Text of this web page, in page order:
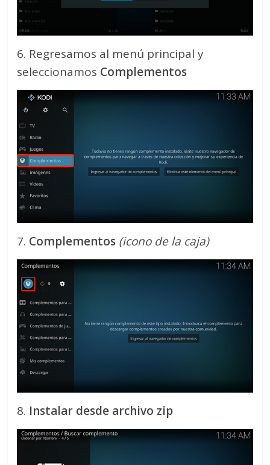
6. Regresamos al menú principal y
seleccionamos Complementos
7. Complementos (icono de la caja)
8. Instalar desde archivo zip